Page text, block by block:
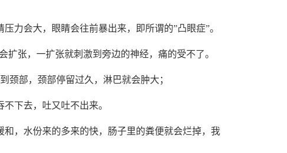
力会大，眼睛会往前暴出来，即所谓的”凸眼症”。
扩张，一扩张就刺激到旁边的神经，痛的受不了。
颈部，颈部停留过久，淋巴就会肿大；
下去，吐又吐不出来。
，水份来的多来的快，肠子里的粪便就会烂掉，我